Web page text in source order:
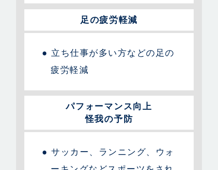
足の疲労軽減
● 立ち仕事が多い方などの足の
疲労軽減
パフォーマンス向上
怪我の予防
● サッカー、ランニング、ウォ